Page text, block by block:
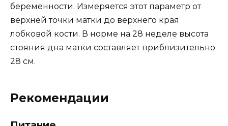
беременности. Измеряется этот параметр от
верхней точки матки до верхнего края
лобковой кости. В норме на 28 неделе высота
стояния дна матки составляет приблизительно
28 см.
Рекомендации